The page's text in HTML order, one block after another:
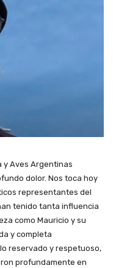
y Aves Argentinas
dolor. Nos toca hoy
representantes del
tenido tanta influencia
como Mauricio y su
y completa
reservado y respetuoso,
profundamente en